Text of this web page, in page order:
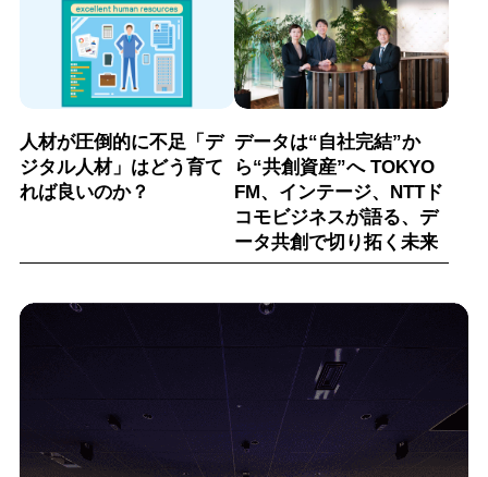
人材が圧倒的に不足「デ
ジタル人材」はどう育て
れば良いのか？
データは“自社完結”か
ら“共創資産”へ TOKYO
FM、インテージ、NTTド
コモビジネスが語る、デ
ータ共創で切り拓く未来